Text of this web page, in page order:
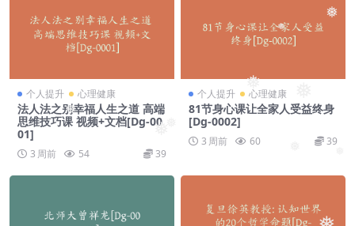
❅
❅
❅
❅
❅
个人提升 心理健康
法人法之别幸福人生之道 高端
思维技巧课 视频+文档[Dg-00
01]
3 周前 54 39
个人提升 心理健康
81节身心课让全家人受益终身
[Dg-0002]
3 周前 60 39